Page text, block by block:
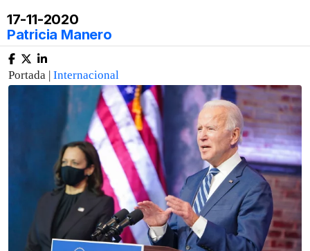
17-11-2020
Patricia Manero
Portada | Internacional